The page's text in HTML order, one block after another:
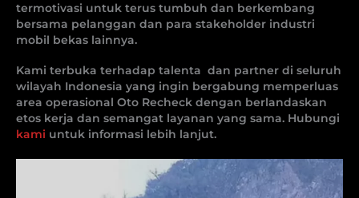
termotivasi untuk terus tumbuh dan berkembang
bersama pelanggan dan para stakeholder industri
mobil bekas lainnya.
Kami terbuka terhadap talenta dan partner di seluruh
wilayah Indonesia yang ingin bergabung memperluas
area operasional Oto Recheck dengan berlandaskan
etos kerja dan semangat layanan yang sama. Hubungi
kami untuk informasi lebih lanjut.